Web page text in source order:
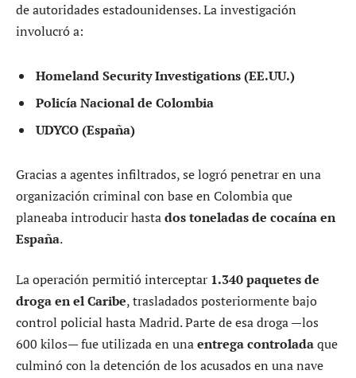
de autoridades estadounidenses. La investigación
involucró a:
Homeland Security Investigations (EE.UU.)
Policía Nacional de Colombia
UDYCO (España)
Gracias a agentes infiltrados, se logró penetrar en una
organización criminal con base en Colombia que
planeaba introducir hastados toneladas de cocaína en
España.
La operación permitió interceptar 1.340 paquetes de
droga en el Caribe, trasladados posteriormente bajo
control policial hasta Madrid. Parte de esa droga —los
600 kilos— fue utilizada en unaentrega controladaque
culminó con la detención de los acusados en una nave